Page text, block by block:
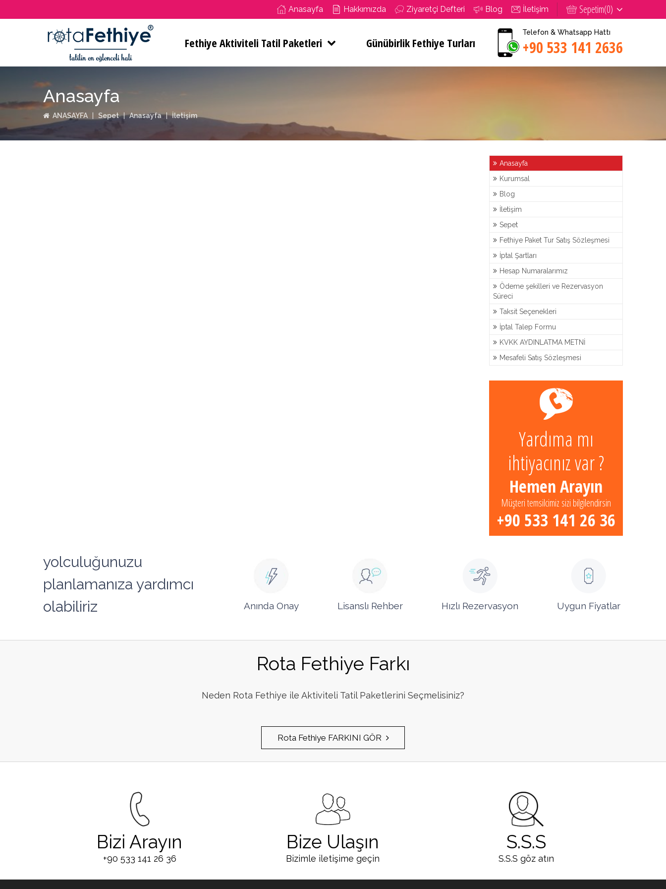
Sepetim(0)
Anasayfa Hakkımızda Ziyaretçi Defteri Blog İletişim
Telefon & Whatsapp Hattı
+90 533 141 2636
Fethiye Aktiviteli Tatil Paketleri Günübirlik Fethiye Turları
Anasayfa
ANASAYFA Sepet Anasayfa İletişim
Anasayfa
Kurumsal
Blog
İletişim
Sepet
Fethiye Paket Tur Satış Sözleşmesi
İptal Şartları
Hesap Numaralarımız
Ödeme şekilleri ve Rezervasyon
Süreci
Taksit Seçenekleri
İptal Talep Formu
KVKK AYDINLATMA METNİ
Mesafeli Satış Sözleşmesi
Yardıma mı
ihtiyacınız var ?
Hemen Arayın
Müşteri temsilcimiz sizi bilgilendirsin
+90 533 141 26 36
yolculuğunuzu
planlamanıza yardımcı
olabiliriz
Anında Onay Lisanslı Rehber Hızlı Rezervasyon Uygun Fiyatlar
Rota Fethiye Farkı
Neden Rota Fethiye ile Aktiviteli Tatil Paketlerini Seçmelisiniz?
Rota Fethiye FARKINI GÖR
Bizi Arayın
+90 533 141 26 36
Bize Ulaşın
Bizimle iletişime geçin
S.S.S
S.S.S göz atın